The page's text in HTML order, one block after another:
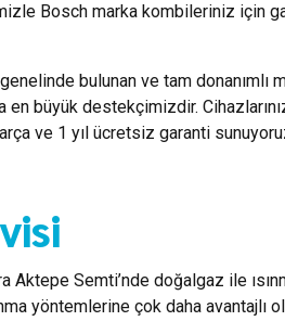
Bosch marka kombileriniz için
bulunan ve tam
büyük destekçimizdir.
ve 1 yıl ücretsiz garanti
Aktepe Semti’nde doğalgaz ile
yöntemlerine çok daha avantajlı